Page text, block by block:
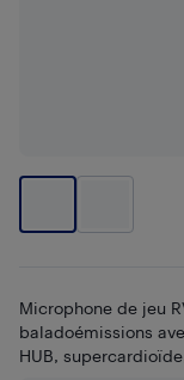
Microphone de jeu
baladoémissions
HUB,